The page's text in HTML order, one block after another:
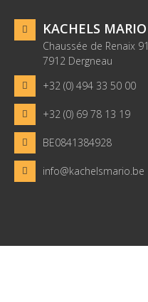
KACHELS MARIO
Chaussée de Renaix 91
7912 Dergneau
+32 (0) 494 33 50 00
+32 (0) 69 78 13 19
BE0841384928
info@kachelsmario.be